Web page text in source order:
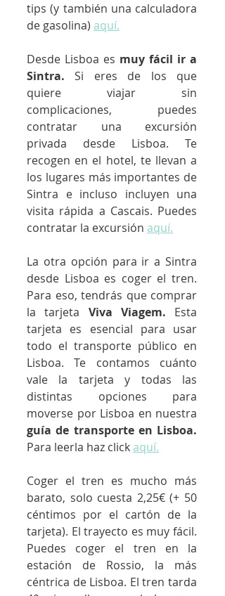
tips (y también una calculadora
de gasolina) aquí.
Desde Lisboa es muy fácil ir a
Sintra. Si eres de los que
quiere viajar sin
complicaciones, puedes
contratar una excursión
privada desde Lisboa. Te
recogen en el hotel, te llevan a
los lugares más importantes de
Sintra e incluso incluyen una
visita rápida a Cascais. Puedes
contratar la excursión aquí.
La otra opción para ir a Sintra
desde Lisboa es coger el tren.
Para eso, tendrás que comprar
la tarjeta Viva Viagem. Esta
tarjeta es esencial para usar
todo el transporte público en
Lisboa. Te contamos cuánto
vale la tarjeta y todas las
distintas opciones para
guía de transporte en Lisboa.
Para leerla haz click aquí.
Coger el tren es mucho más
barato, solo cuesta 2,25€ (+ 50
céntimos por el cartón de la
tarjeta). El trayecto es muy fácil.
Puedes coger el tren en la
estación de Rossio, la más
céntrica de Lisboa. El tren tarda